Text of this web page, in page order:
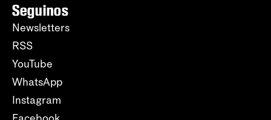
Seguinos
Newsletters
RSS
YouTube
WhatsApp
Instagram